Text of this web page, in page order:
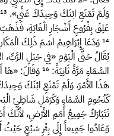
وَلَمْ تَمْنَعِ ابْنَكَ وَحِيدَكَ عَنِّي». ¹³
عَلِقَ بِفُرُوعِ أَشْجَارِ الْغَابَةِ،
¹⁴وَدَعَا إِبْرَاهِيمُ اسْمَ ذَلِكَ
يُقَالُ حَتَّى الْيَوْمِ «فِي جَبَلِ الرَّبِّ،
السَّمَاءِ مَرَّةً ثَانِيَةً: ¹⁶وَقَالَ: «هَا
هَذَا الأَمْرَ، وَلَمْ تَمْنَعِ ابْنَكَ
كَنُجُومِ السَّمَاءِ وَكَرَمْلِ شَاطِئِ
تَتَبَارَكُ جَمِيعُ أُمَمِ الأَرْضِ، لأَنَّكَ
وَعَادُوا جَمِيعاً إِلَى بِئْرِ سَبْعٍ حَيْثُ